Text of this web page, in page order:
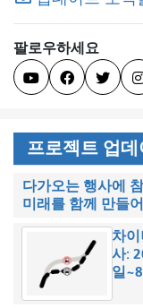
팔로우하세요
  
프로젝트 업데
다가오는 행사에
미래를 함께 만들
차
사:
일